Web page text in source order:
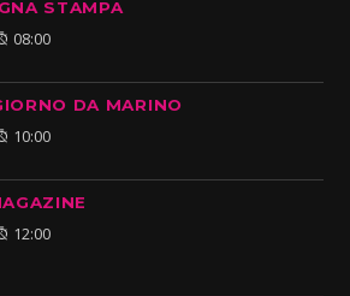
STAMPA
08:00
DA MARINO
10:00
12:00